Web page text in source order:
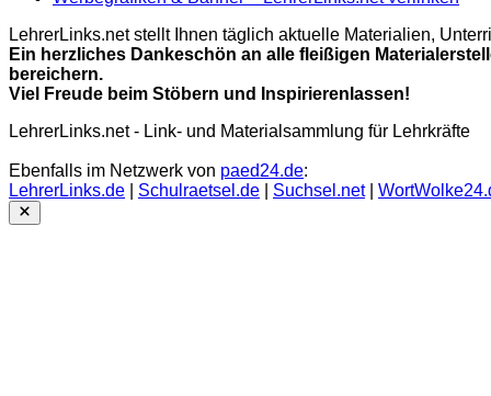
LehrerLinks.net stellt Ihnen täglich aktuelle Materialien,
Ein herzliches Dankeschön an alle fleißigen
bereichern.
Viel Freude beim Stöbern und Inspirierenlassen!
LehrerLinks.net - Link- und Materialsammlung für Lehrkräfte
Ebenfalls im Netzwerk von paed24.de:
LehrerLinks.de
Schulraetsel.de Suchsel.net|
Close